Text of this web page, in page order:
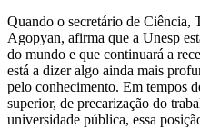
Quando o secretário de Ciência,
Agopyan, afirma que a Unesp
do mundo e que continuará a
está a dizer algo ainda mais
pelo conhecimento. Em tempos
superior, de precarização do
universidade pública, essa